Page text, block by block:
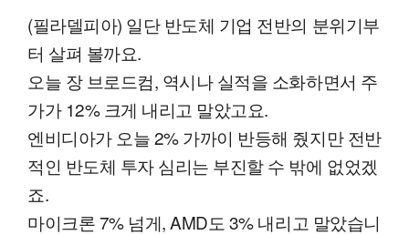
(필라델피아) 일단 반도체 기업 전반의 분위기부
터 살펴 볼까요.
오늘 장 브로드컴, 역시나 실적을 소화하면서 주
가가 12% 크게 내리고 말았고요.
엔비디아가 오늘 2% 가까이 반등해 줬지만 전반
적인 반도체 투자 심리는 부진할 수 밖에 없었겠
죠.
마이크론 7% 넘게, AMD도 3% 내리고 말았습니